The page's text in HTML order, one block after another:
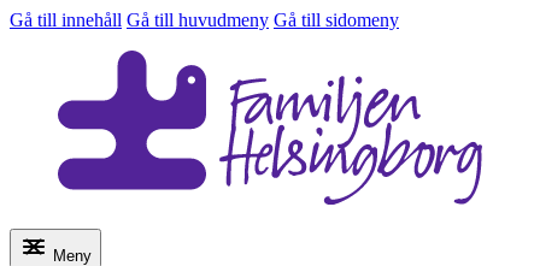
Gå till innehåll Gå till huvudmeny Gå till sidomeny
Meny